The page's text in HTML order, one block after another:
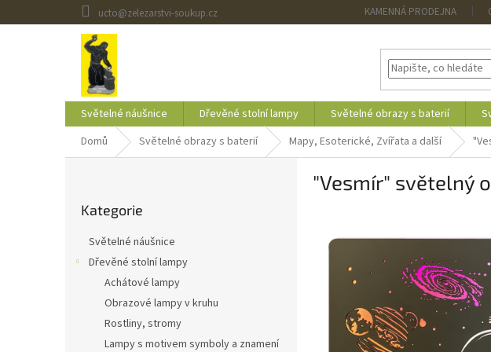
na
ucto@zelezarstvi-soukup.cz KAMENNÁ PRODEJNA
Světelné náušnice Dřevěné stolní lampy Světelné obrazy s baterií
Domů
Světelné obrazy s baterií Mapy, Esoterické, Zvířata a další
kategorie
Kategorie
Světelné náušnice
Dřevěné stolní lampy
Achátové lampy
Obrazové lampy v kruhu
Rostliny, stromy
Lampy s motivem symboly a znamení
"Vesmír" světelný